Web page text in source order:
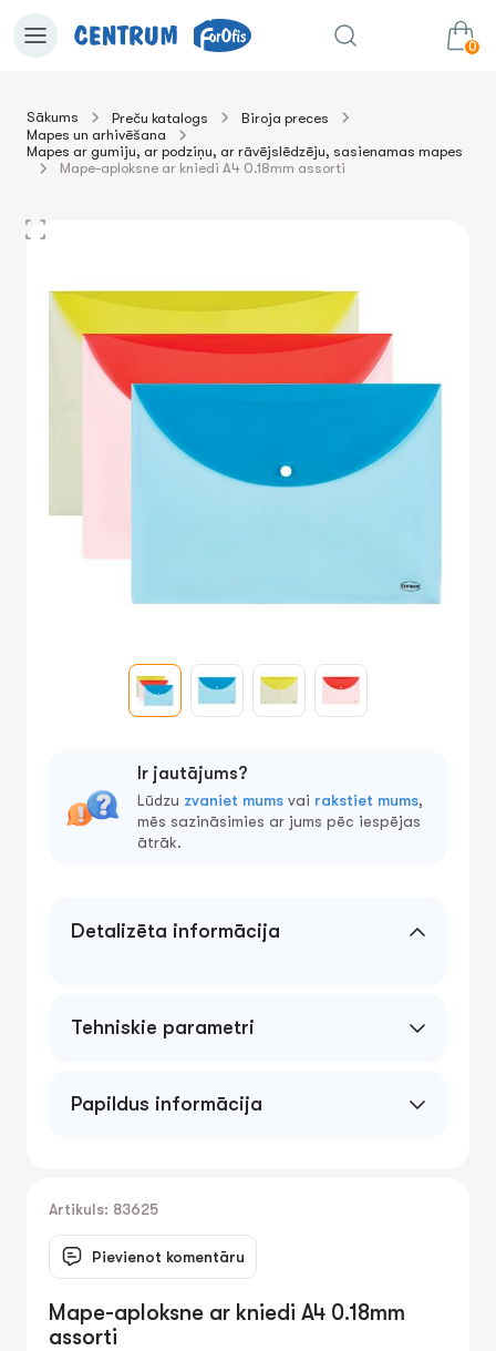
0
uz grozu Summa:
Sākums Preču katalogs
Biroja preces
Mapes un arhivēšana
Mapes ar gumiju, ar podziņu, ar rāvējslēdzēju, sasienamas mapes
Mape-aploksne ar kniedi A4 0.18mm assorti
Ir jautājums?
Lūdzu zvaniet mums vai rakstiet mums,
mēs sazināsimies ar jums pēc iespējas
ātrāk.
Detalizēta informācija
Tehniskie parametri
Papildus informācija
Artikuls: 83625
Pievienot komentāru
Mape-aploksne ar kniedi A4 0.18mm
assorti